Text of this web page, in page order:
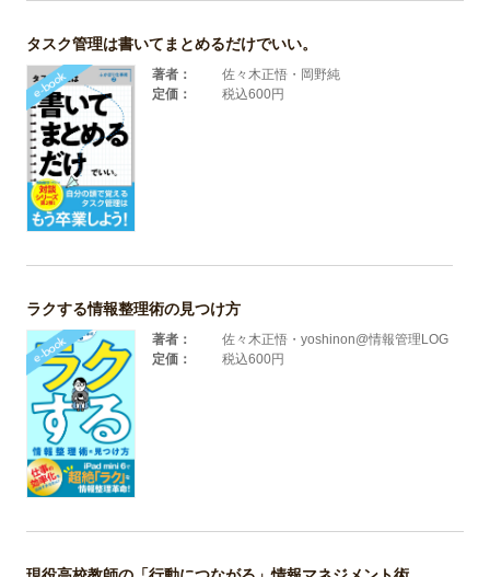
タスク管理は書いてまとめるだけでいい。
著者：
佐々木正悟・岡野純
定価：
税込600円
ラクする情報整理術の見つけ方
著者：
佐々木正悟・yoshinon@情報管理LOG
定価：
税込600円